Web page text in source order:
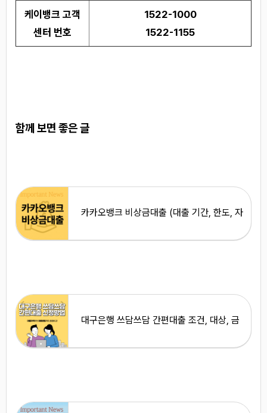
케이뱅크 고객
센터 번호
1522-1000
1522-1155
함께 보면 좋은 글
카카오뱅크 비상금대출 (대출 기간, 한도, 자
대구은행 쓰담쓰담 간편대출 조건, 대상, 금